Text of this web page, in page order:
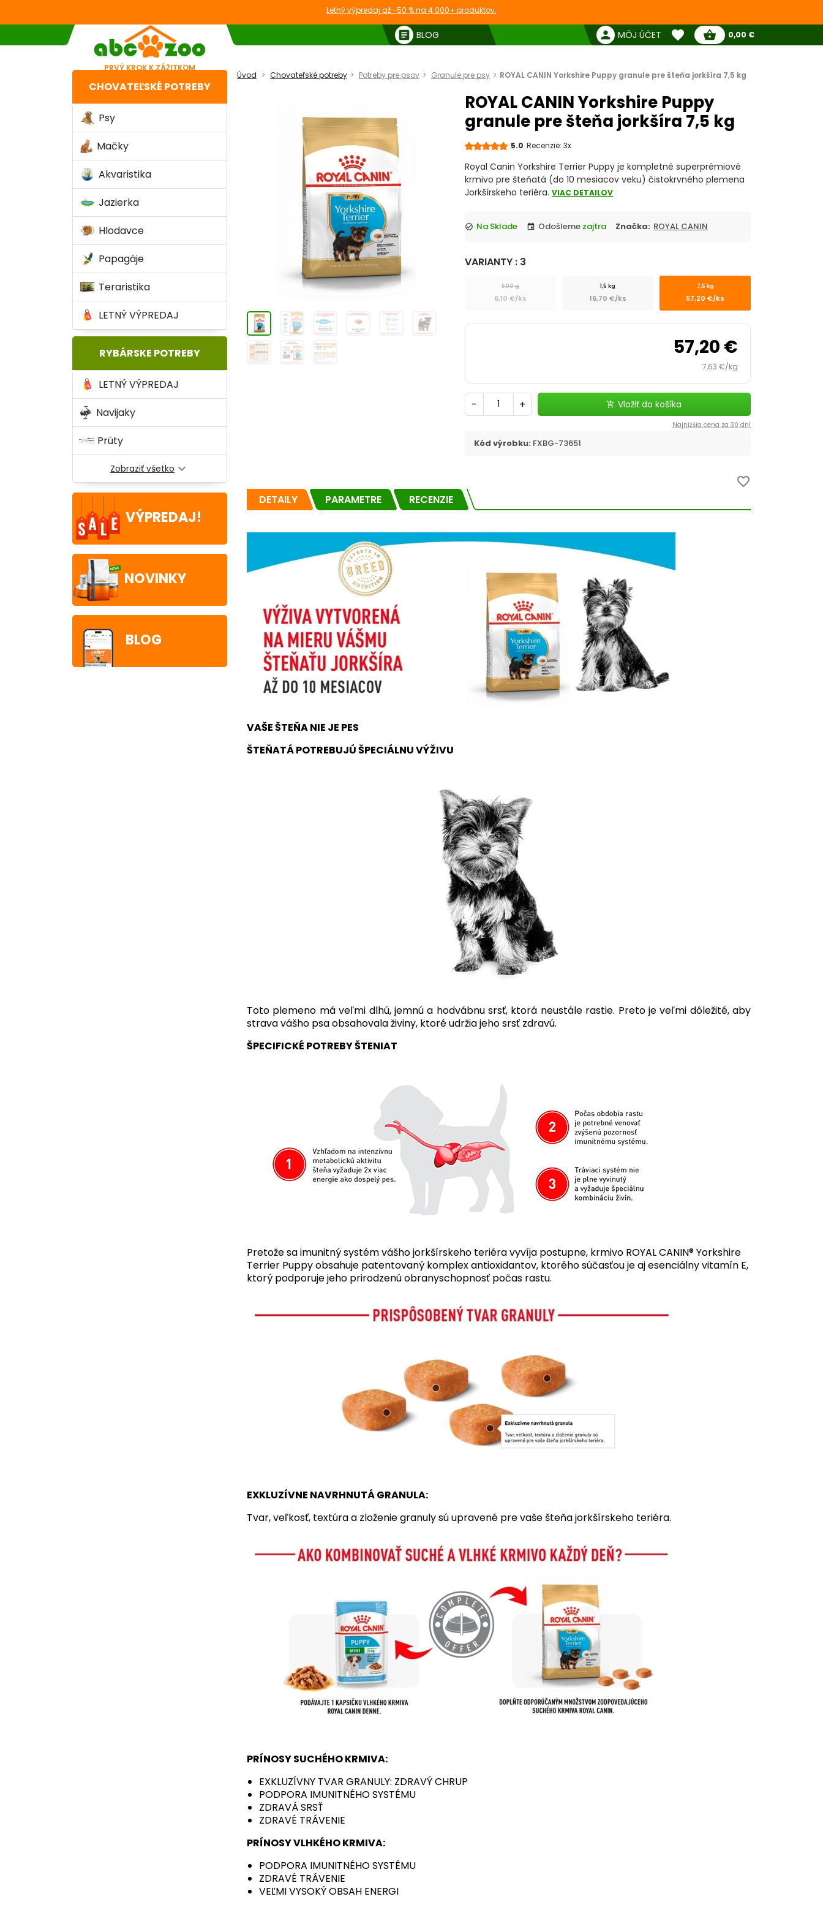
Letný výpredaj až -50 % na 4 000+ produktov.
PRVÝ KROK K ZÁŽITKOM
article BLOG person MÔJ ÚČET favorite
Obľúbené produkty
shopping_basket
Pokladňa
0,00 €
CHOVATEĽSKÉ POTREBY
Psy
Mačky
Akvaristika
Jazierka
Hlodavce
Papagáje
Teraristika
LETNÝ VÝPREDAJ
RYBÁRSKE POTREBY
LETNÝ VÝPREDAJ
Navijaky
Prúty
Zobraziť všetko expand_more
VÝPREDAJ!
NOVINKY
BLOG
Úvod Chovateľské potreby Potreby pre psov Granule pre psy ROYAL CANIN Yorkshire Puppy granule pre šteňa jorkšíra 7,5 kg
ROYAL CANIN Yorkshire Puppy
granule pre šteňa jorkšíra 7,5 kg
5.0 Recenzie: 3x
Royal Canin Yorkshire Terrier Puppy je kompletné superprémiové
krmivo pre šteňatá (do 10 mesiacov veku) čistokrvného plemena
Jorkšírskeho teriéra.VIAC DETAILOV
check_circle Na Sklade event Odošleme zajtra Značka: ROYAL CANIN
VARIANTY : 3
500 g
6,10 €/ks
1,5 kg
16,70 €/ks
7,5 kg
57,20 €/ks
57,20 €
7,63 €/kg
- + add_shopping_cart Vložiť do košíka
Najnižšia cena za 30 dní
Kód výrobku: FXBG-73651
favorite_border
DETAILY PARAMETRE RECENZIE
VAŠE ŠTEŇA NIE JE PES
ŠTEŇATÁ POTREBUJÚ ŠPECIÁLNU VÝŽIVU
Toto plemeno má veľmi dlhú, jemnú a hodvábnu srsť, ktorá neustále rastie. Preto je veľmi dôležité, aby
strava vášho psa obsahovala živiny, ktoré udržia jeho srsť zdravú.
ŠPECIFICKÉ POTREBY ŠTENIAT
Pretože sa imunitný systém vášho jorkšírskeho teriéra vyvíja postupne, krmivo ROYAL CANIN® Yorkshire
Terrier Puppy obsahuje patentovaný komplex antioxidantov, ktorého súčasťou je aj esenciálny vitamín E,
ktorý podporuje jeho prirodzenú obranyschopnosť počas rastu.
EXKLUZÍVNE NAVRHNUTÁ GRANULA:
Tvar, veľkosť, textúra a zloženie granuly sú upravené pre vaše šteňa jorkšírskeho teriéra.
PRÍNOSY SUCHÉHO KRMIVA:
EXKLUZÍVNY TVAR GRANULY: ZDRAVÝ CHRUP
PODPORA IMUNITNÉHO SYSTÉMU
ZDRAVÁ SRSŤ
ZDRAVÉ TRÁVENIE
PRÍNOSY VLHKÉHO KRMIVA:
PODPORA IMUNITNÉHO SYSTÉMU
ZDRAVÉ TRÁVENIE
VEĽMI VYSOKÝ OBSAH ENERGI